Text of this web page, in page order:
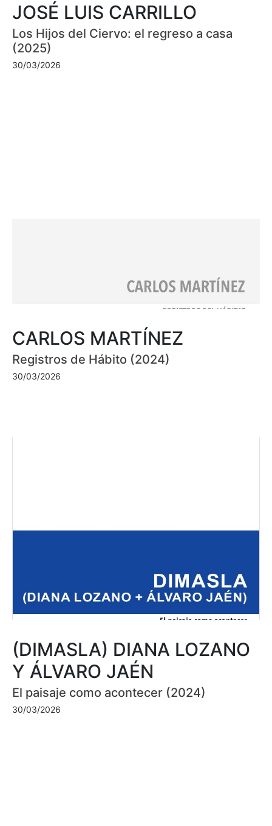
JOSÉ LUIS CARRILLO
Los Hijos del Ciervo: el regreso a casa
(2025)
30/03/2026
CARLOS MARTÍNEZ
Registros de Hábito (2024)
30/03/2026
(DIMASLA) DIANA LOZANO
Y ÁLVARO JAÉN
El paisaje como acontecer (2024)
30/03/2026